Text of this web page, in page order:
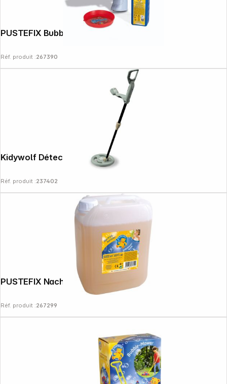
PUSTEFIX Bubble Bazooka
Réf. produit :267390
Kidywolf Détecteur de métaux
Réf. produit :237402
PUSTEFIX Nachfüllkanister 5l
Réf. produit :267299